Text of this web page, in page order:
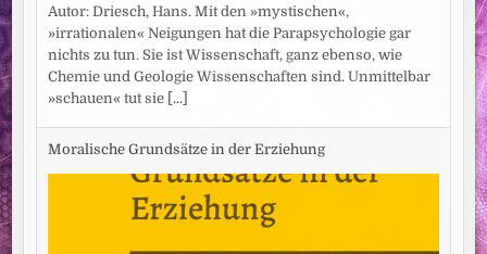
Autor: Driesch, Hans. Mit den »mystischen«,
»irrationalen« Neigungen hat die Parapsychologie gar
nichts zu tun. Sie ist Wissenschaft, ganz ebenso, wie
Chemie und Geologie Wissenschaften sind. Unmittelbar
»schauen« tut sie [...]
Moralische Grundsätze in der Erziehung